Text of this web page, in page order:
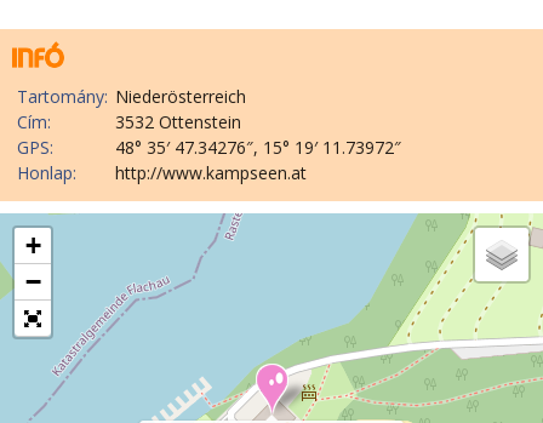
Tartomány: Niederösterreich
Cím:
3532 Ottenstein
GPS:
48° 35′ 47.34276″, 15° 19′ 11.73972″
Honlap:
http://www.kampseen.at
+
−